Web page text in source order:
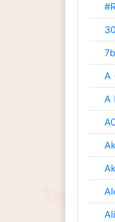
A
A